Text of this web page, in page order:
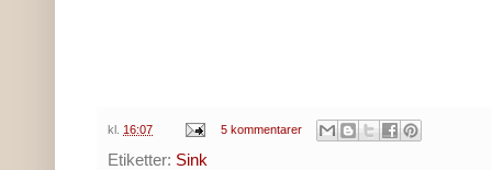
kl. 16:07 5 kommentarer
Etiketter: Sink